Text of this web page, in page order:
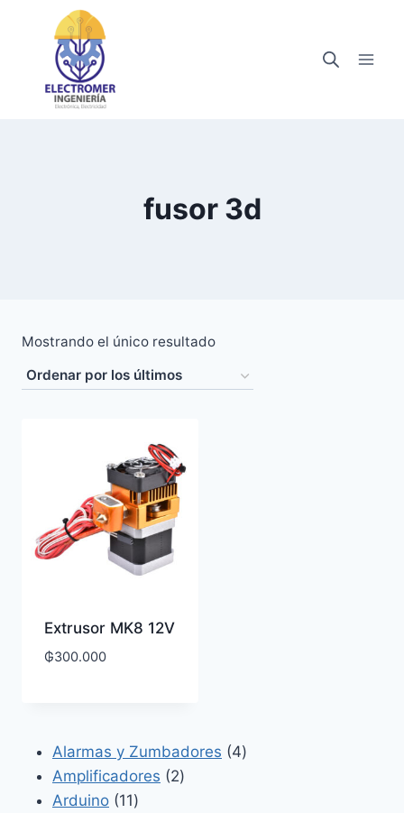
contenido
fusor 3d
Mostrando el único resultado
Extrusor MK8 12V
₲300.000
Alarmas y Zumbadores 44
Amplificadores 22
Arduino 1111